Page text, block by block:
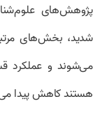
پژوهش‌های
شدید، بخش‌های
می‌شوند و عملکرد
هستند کاهش پیدا